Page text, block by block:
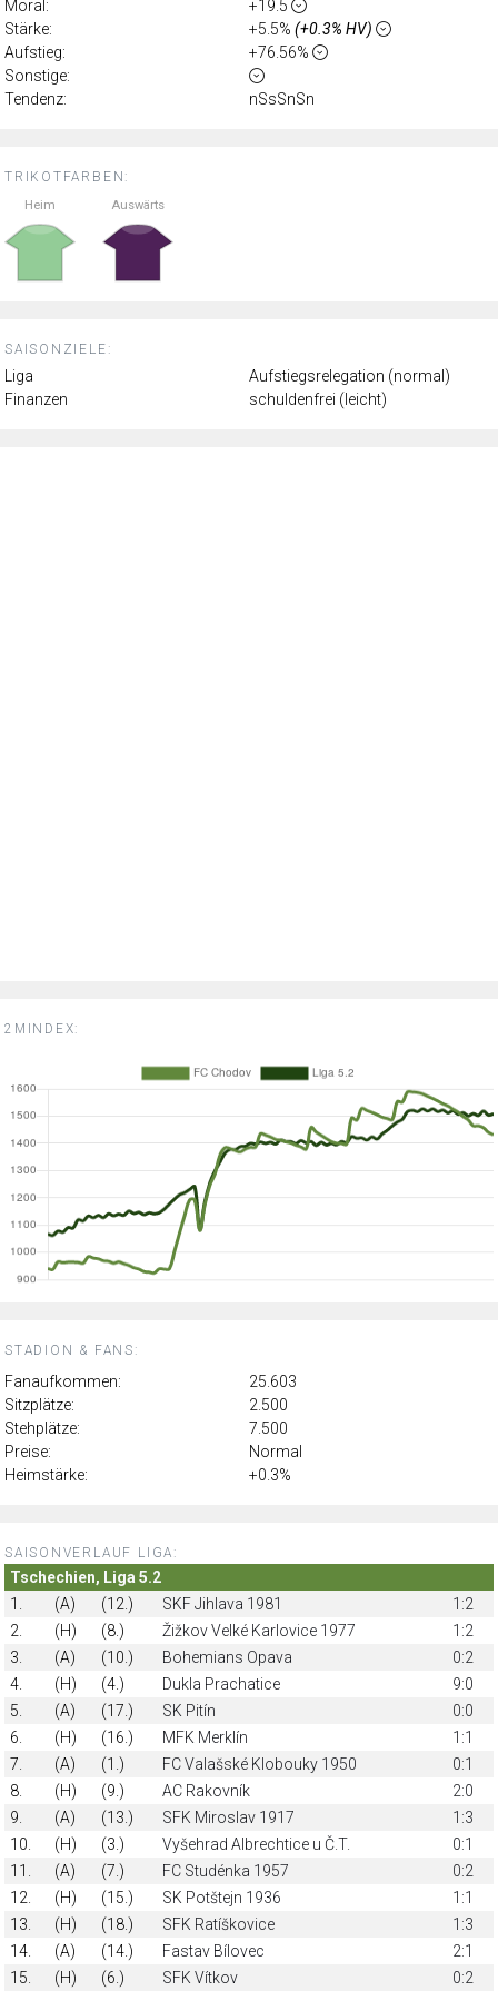
TRIKOTFARBEN:
Heim Auswärts
SAISONZIELE:
Liga
Aufstiegsrelegation (normal)
Finanzen
schuldenfrei (leicht)
2MINDEX:
Moral:
+19.5
Stärke:
+5.5% (+0.3% HV)
Aufstieg:
+76.56%
Sonstige:
Tendenz:
nSsSnSn
STADION & FANS:
Fanaufkommen:
25.603
Sitzplätze:
2.500
Stehplätze:
7.500
Preise:
Normal
Heimstärke:
+0.3%
SAISONVERLAUF LIGA:
Tschechien, Liga 5.2
1.
(A) (12.) SKF Jihlava 1981
1:2
2.
(H) (8.) Žižkov Velké Karlovice 1977
1:2
3.
(A) (10.) Bohemians Opava
0:2
4.
(H) (4.) Dukla Prachatice
9:0
5.
(A) (17.) SK Pitín
0:0
6.
(H) (16.) MFK Merklín
1:1
7.
(A) (1.) FC Valašské Klobouky 1950
0:1
8.
(H) (9.) AC Rakovník
2:0
9.
(A) (13.) SFK Miroslav 1917
1:3
10.
(H) (3.) Vyšehrad Albrechtice u Č.T.
0:1
11.
(A) (7.) FC Studénka 1957
0:2
12.
(H) (15.) SK Potštejn 1936
1:1
13.
(H) (18.) SFK Ratíškovice
1:3
14.
(A) (14.) Fastav Bílovec
2:1
15.
(H) (6.) SFK Vítkov
0:2